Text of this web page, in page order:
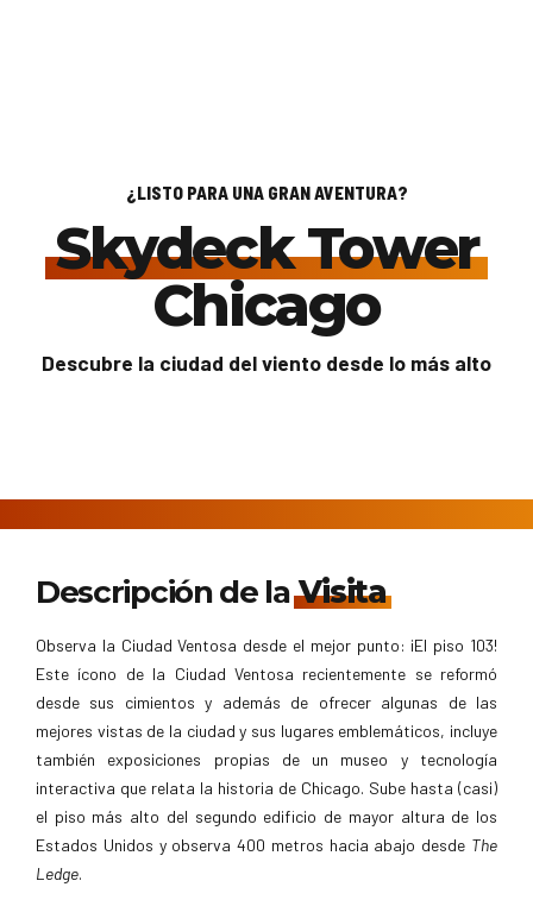
¿LISTO PARA UNA GRAN AVENTURA?
Skydeck Tower
Chicago
Descubre la ciudad del viento desde lo más alto
Descripción de laVisita
Observa la Ciudad Ventosa desde el mejor punto: ¡El piso 103!
Este ícono de la Ciudad Ventosa recientemente se reformó
desde sus cimientos y además de ofrecer algunas de las
mejores vistas de la ciudad y sus lugares emblemáticos, incluye
también exposiciones propias de un museo y tecnología
interactiva que relata la historia de Chicago. Sube hasta (casi)
el piso más alto del segundo edificio de mayor altura de los
Estados Unidos y observa 400 metros hacia abajo desde The
Ledge.